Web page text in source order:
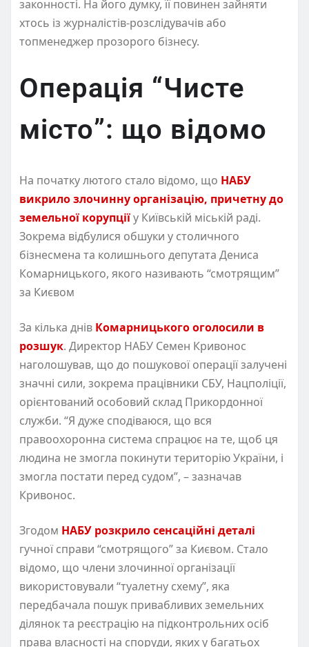
законності. На його думку, її повинен зайняти
хтось із журналістів-розслідувачів або
топменеджер прозорого бізнесу.
Операція “Чисте
місто”: що відомо
На початку лютого стало відомо, що НАБУ
викрило злочинну організацію, причетну до
земельної корупціїу Київській міській раді.
Зокрема відбулися обшуки у столичного
бізнесмена та колишнього депутата Дениса
Комарницького, якого називають “смотрящим”
за Києвом
За кілька днів Комарницького оголосили в
розшук. Директор НАБУ Семен Кривонос
наголошував, що до пошукової операції залучені
значні сили, зокрема працівники СБУ, Нацполіції,
орієнтований особовий склад Прикордонної
служби. “Я дуже сподіваюся, що вся
правоохоронна система спрацює на те, щоб ця
людина не змогла покинути територію України, і
змогла постати перед судом”, – зазначав
Кривонос.
Згодом НАБУ розкрило сенсаційні деталі
гучної справи “смотрящого” за Києвом. Стало
відомо, що члени злочинної організації
використовували “туалетну схему”, яка
передбачала пошук привабливих земельних
ділянок та реєстрацію на підконтрольних осіб
права власності на споруди, яких у багатьох